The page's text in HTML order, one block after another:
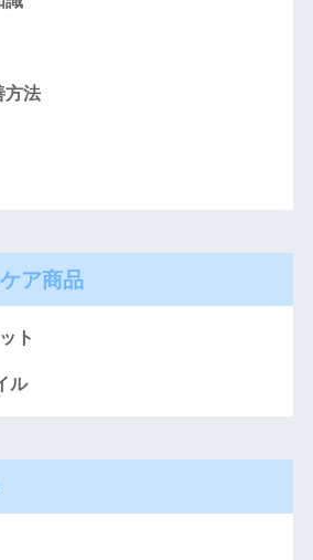
方法
ア商品
ト
ル